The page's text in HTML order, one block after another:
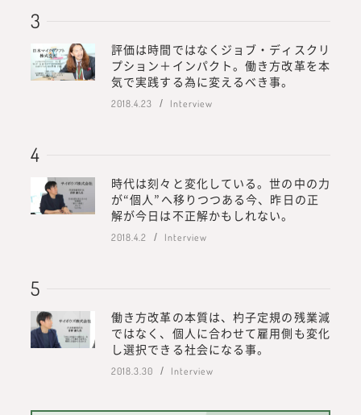
評価は時間ではなくジョブ・ディスクリ
プション＋インパクト。働き方改革を本
気で実践する為に変えるべき事。
2018.4.23 Interview
時代は刻々と変化している。世の中の力
が“個人”へ移りつつある今、昨日の正
解が今日は不正解かもしれない。
2018.4.2 Interview
働き方改革の本質は、杓子定規の残業減
ではなく、個人に合わせて雇用側も変化
し選択できる社会になる事。
2018.3.30 Interview